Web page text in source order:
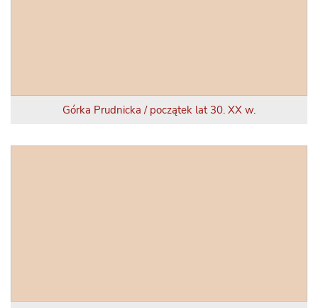
Górka Prudnicka / początek lat 30. XX w.